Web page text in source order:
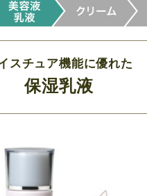
スチュア機能に優れた
保湿乳液